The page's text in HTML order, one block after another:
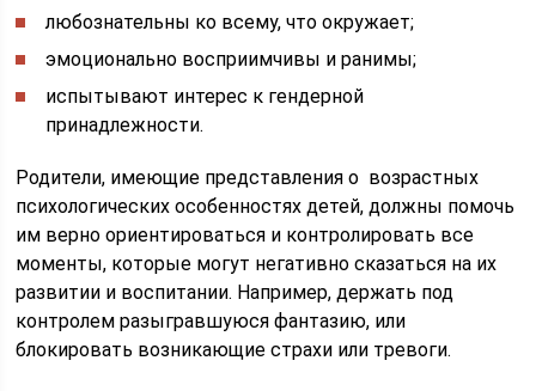
любознательны ко всему, что окружает;
эмоционально восприимчивы и ранимы;
испытывают интерес к гендерной
принадлежности.
Родители, имеющие представления о возрастных
психологических особенностях детей, должны помочь
им верно ориентироваться и контролировать все
моменты, которые могут негативно сказаться на их
развитии и воспитании. Например, держать под
контролем разыгравшуюся фантазию, или
блокировать возникающие страхи или тревоги.